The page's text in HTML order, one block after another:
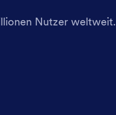
Nutzer weltweit.